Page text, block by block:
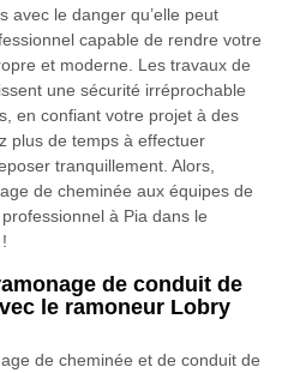
avec le danger qu’elle peut
capable de rendre votre
et moderne. Les travaux de
une sécurité irréprochable
en confiant votre projet à des
plus de temps à effectuer
tranquillement. Alors,
de cheminée aux équipes de
à Pia dans le
de conduit de
le ramoneur Lobry
de cheminée et de conduit de